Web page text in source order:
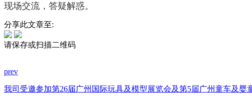
现场交流，答疑解惑。
分享此文章至:
请保存或扫描二维码
prev
我司受邀参加第26届广州国际玩具及模型展览会及第5届广州童车及婴